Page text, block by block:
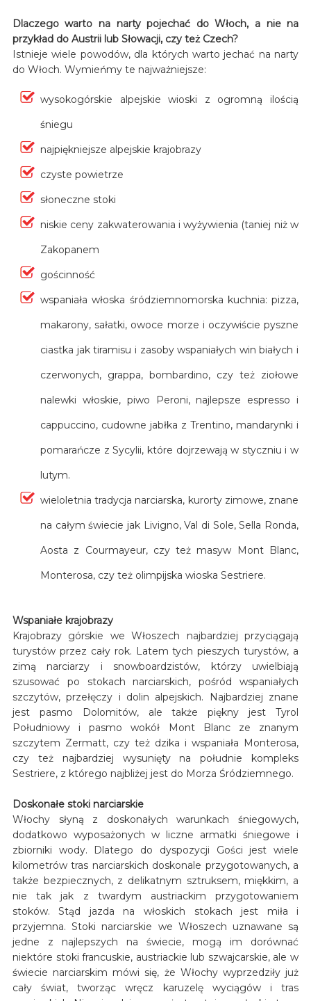
Dlaczego warto na narty pojechać do Włoch, a nie na
przykład do Austrii lub Słowacji, czy też Czech?
Istnieje wiele powodów, dla których warto jechać na narty
do Włoch. Wymieńmy te najważniejsze:
wysokogórskie alpejskie wioski z ogromną ilością
śniegu
najpiękniejsze alpejskie krajobrazy
czyste powietrze
słoneczne stoki
niskie ceny zakwaterowania i wyżywienia (taniej niż w
Zakopanem
gościnność
wspaniała włoska śródziemnomorska kuchnia: pizza,
makarony, sałatki, owoce morze i oczywiście pyszne
ciastka jak tiramisu i zasoby wspaniałych win białych i
czerwonych, grappa, bombardino, czy też ziołowe
nalewki włoskie, piwo Peroni, najlepsze espresso i
cappuccino, cudowne jabłka z Trentino, mandarynki i
pomarańcze z Sycylii, które dojrzewają w styczniu i w
lutym.
wieloletnia tradycja narciarska, kurorty zimowe, znane
na całym świecie jak Livigno, Val di Sole, Sella Ronda,
Aosta z Courmayeur, czy też masyw Mont Blanc,
Monterosa, czy też olimpijska wioska Sestriere.
Wspaniałe krajobrazy
Krajobrazy górskie we Włoszech najbardziej przyciągają
turystów przez cały rok. Latem tych pieszych turystów, a
zimą narciarzy i snowboardzistów, którzy uwielbiają
szusować po stokach narciarskich, pośród wspaniałych
szczytów, przełęczy i dolin alpejskich. Najbardziej znane
jest pasmo Dolomitów, ale także piękny jest Tyrol
Południowy i pasmo wokół Mont Blanc ze znanym
szczytem Zermatt, czy też dzika i wspaniała Monterosa,
czy też najbardziej wysunięty na południe kompleks
Sestriere, z którego najbliżej jest do Morza Śródziemnego.
Doskonałe stoki narciarskie
Włochy słyną z doskonałych warunkach śniegowych,
dodatkowo wyposażonych w liczne armatki śniegowe i
zbiorniki wody. Dlatego do dyspozycji Gości jest wiele
kilometrów tras narciarskich doskonale przygotowanych, a
także bezpiecznych, z delikatnym sztruksem, miękkim, a
nie tak jak z twardym austriackim przygotowaniem
stoków. Stąd jazda na włoskich stokach jest miła i
przyjemna. Stoki narciarskie we Włoszech uznawane są
jedne z najlepszych na świecie, mogą im dorównać
niektóre stoki francuskie, austriackie lub szwajcarskie, ale w
świecie narciarskim mówi się, że Włochy wyprzedziły już
cały świat, tworząc wręcz karuzelę wyciągów i tras